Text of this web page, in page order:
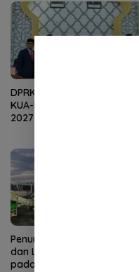
DPRK Terima Dokumen R-
KUA-PPAS APBK Banda Aceh
2027 dari Eksekutif
Penumpang Angkutan
dan Laut di Aceh Meningkat
pada Juni 2026